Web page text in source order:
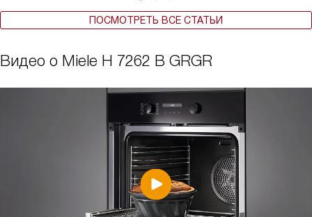
ПОСМОТРЕТЬ ВСЕ СТАТЬИ
Видео о Miele H 7262 B GRGR